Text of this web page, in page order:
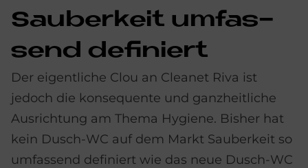
Sau­ber­keit um­fas­
send de­fi­niert
Der eigentliche Clou an Cleanet Riva ist
jedoch die konsequente und ganzheitliche
Ausrichtung am Thema Hygiene. Bisher hat
kein Dusch-WC auf dem Markt Sauberkeit so
umfassend definiert wie das neue Dusch-WC